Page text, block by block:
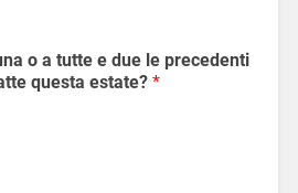
o a tutte e due le precedenti
questa estate? *